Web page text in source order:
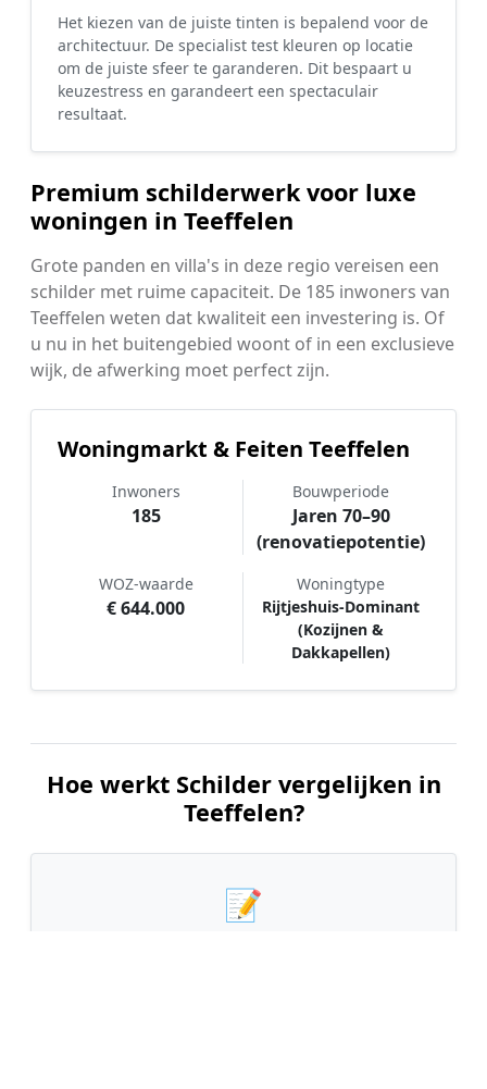
Het kiezen van de juiste tinten is bepalend voor de
architectuur. De specialist test kleuren op locatie
om de juiste sfeer te garanderen. Dit bespaart u
keuzestress en garandeert een spectaculair
resultaat.
Premium schilderwerk voor luxe
woningen in Teeffelen
Grote panden en villa's in deze regio vereisen een
schilder met ruime capaciteit. De 185 inwoners van
Teeffelen weten dat kwaliteit een investering is. Of
u nu in het buitengebied woont of in een exclusieve
wijk, de afwerking moet perfect zijn.
Woningmarkt & Feiten Teeffelen
Inwoners
185
Bouwperiode
Jaren 70–90
(renovatiepotentie)
WOZ-waarde
€ 644.000
Woningtype
Rijtjeshuis-Dominant
(Kozijnen &
Dakkapellen)
Hoe werkt Schilder vergelijken in
Teeffelen?
📝